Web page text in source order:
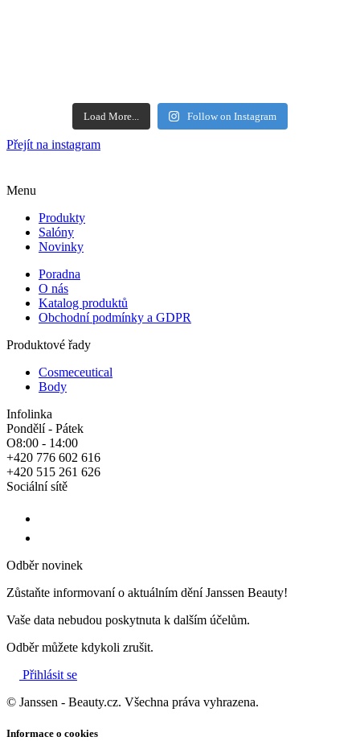
Load More... Follow on Instagram
Přejít na instagram
Menu
Produkty
Salóny
Novinky
Poradna
O nás
Katalog produktů
Obchodní podmínky a GDPR
Produktové řady
Cosmeceutical
Body
Infolinka
Pondělí - Pátek
O8:00 - 14:00
+420 776 602 616
+420 515 261 626
Sociální sítě
Odběr novinek
Zůstaňte informovaní o aktuálním dění Janssen Beauty!
Vaše data nebudou poskytnuta k dalším účelům.
Odběr můžete kdykoli zrušit.
Přihlásit se
© Janssen - Beauty.cz. Všechna práva vyhrazena.
Informace o cookies